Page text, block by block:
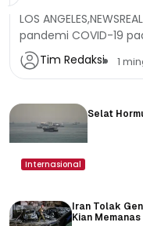
LOS
pandemi COVID-19
sebesar Amerika
aspek. Salah satu di
Tim Redaksi 1
Internasional
Selat
Iran Tolak
Kian Memanas